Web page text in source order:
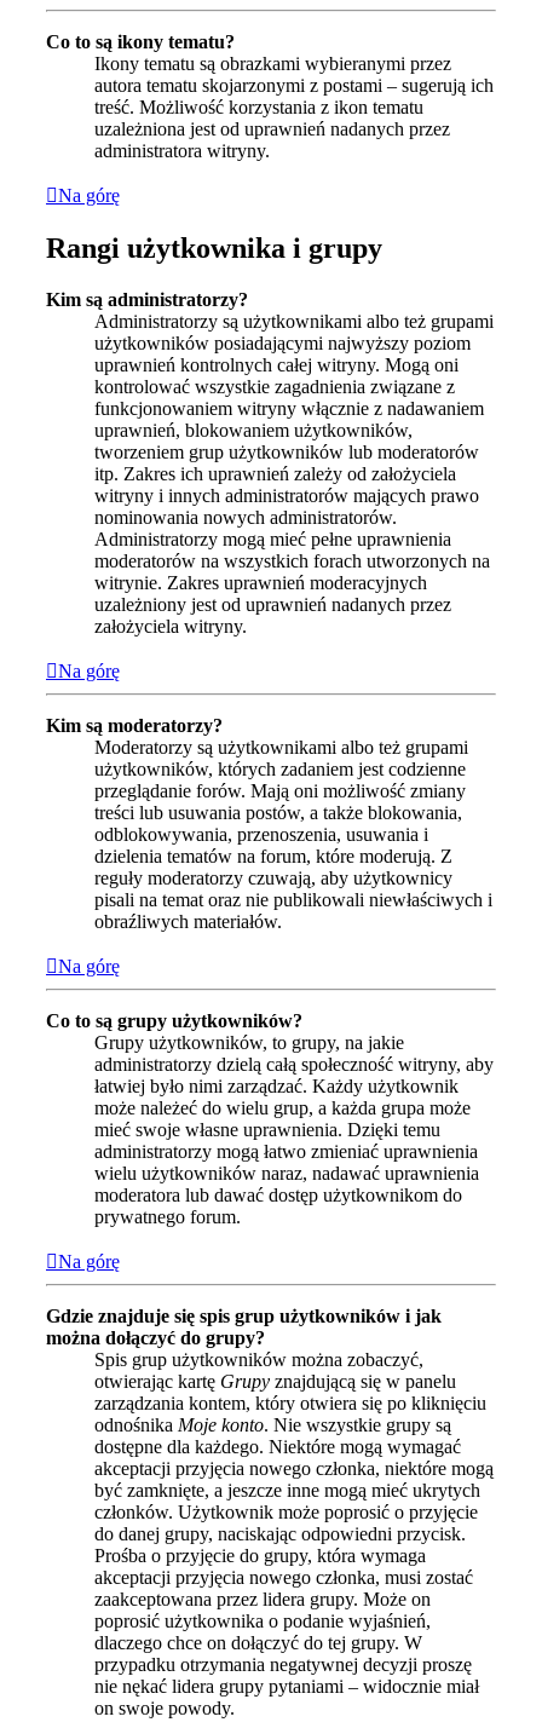
Co to są ikony tematu?
Ikony tematu są obrazkami wybieranymi przez
autora tematu skojarzonymi z postami – sugerują ich
treść. Możliwość korzystania z ikon tematu
uzależniona jest od uprawnień nadanych przez
administratora witryny.
Na górę
Rangi użytkownika i grupy
Kim są administratorzy?
Administratorzy są użytkownikami albo też grupami
użytkowników posiadającymi najwyższy poziom
uprawnień kontrolnych całej witryny. Mogą oni
kontrolować wszystkie zagadnienia związane z
funkcjonowaniem witryny włącznie z nadawaniem
uprawnień, blokowaniem użytkowników,
tworzeniem grup użytkowników lub moderatorów
itp. Zakres ich uprawnień zależy od założyciela
witryny i innych administratorów mających prawo
nominowania nowych administratorów.
Administratorzy mogą mieć pełne uprawnienia
moderatorów na wszystkich forach utworzonych na
witrynie. Zakres uprawnień moderacyjnych
uzależniony jest od uprawnień nadanych przez
założyciela witryny.
Na górę
Kim są moderatorzy?
Moderatorzy są użytkownikami albo też grupami
użytkowników, których zadaniem jest codzienne
przeglądanie forów. Mają oni możliwość zmiany
treści lub usuwania postów, a także blokowania,
odblokowywania, przenoszenia, usuwania i
dzielenia tematów na forum, które moderują. Z
reguły moderatorzy czuwają, aby użytkownicy
pisali na temat oraz nie publikowali niewłaściwych i
obraźliwych materiałów.
Na górę
Co to są grupy użytkowników?
Grupy użytkowników, to grupy, na jakie
administratorzy dzielą całą społeczność witryny, aby
łatwiej było nimi zarządzać. Każdy użytkownik
może należeć do wielu grup, a każda grupa może
mieć swoje własne uprawnienia. Dzięki temu
administratorzy mogą łatwo zmieniać uprawnienia
wielu użytkowników naraz, nadawać uprawnienia
moderatora lub dawać dostęp użytkownikom do
prywatnego forum.
Na górę
Gdzie znajduje się spis grup użytkowników i jak
można dołączyć do grupy?
Spis grup użytkowników można zobaczyć,
otwierając kartę Grupy znajdującą się w panelu
zarządzania kontem, który otwiera się po kliknięciu
odnośnika Moje konto. Nie wszystkie grupy są
dostępne dla każdego. Niektóre mogą wymagać
akceptacji przyjęcia nowego członka, niektóre mogą
być zamknięte, a jeszcze inne mogą mieć ukrytych
członków. Użytkownik może poprosić o przyjęcie
do danej grupy, naciskając odpowiedni przycisk.
Prośba o przyjęcie do grupy, która wymaga
akceptacji przyjęcia nowego członka, musi zostać
zaakceptowana przez lidera grupy. Może on
poprosić użytkownika o podanie wyjaśnień,
dlaczego chce on dołączyć do tej grupy. W
przypadku otrzymania negatywnej decyzji proszę
nie nękać lidera grupy pytaniami – widocznie miał
on swoje powody.